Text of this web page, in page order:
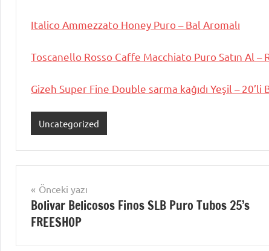
Italico Ammezzato Honey Puro – Bal Aromalı
Toscanello Rosso Caffe Macchiato Puro Satın Al –
Gizeh Super Fine Double sarma kağıdı Yeşil – 20’li
Uncategorized
Yazı
gezinmesi
Önceki yazı
Bolivar Belicosos Finos SLB Puro Tubos 25’s
FREESHOP